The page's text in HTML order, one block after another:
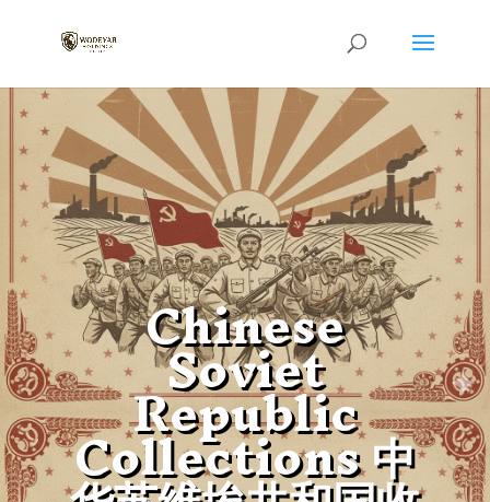
Chinese
Soviet
Republic
Collections 中